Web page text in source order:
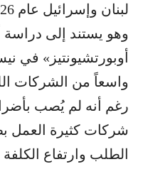
وهو يستند إلى دراسة
واسعاً من الشركات
رغم أنه لم يُصب
شركات كثيرة العمل
الطلب وارتفاع